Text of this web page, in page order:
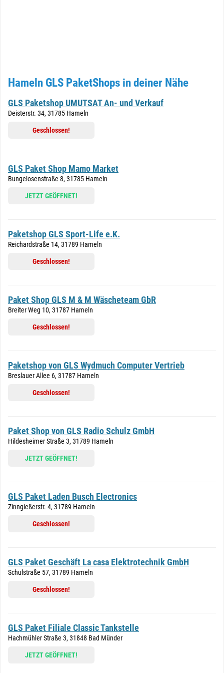
Hameln GLS PaketShops in deiner Nähe
GLS Paketshop UMUTSAT An- und Verkauf
Deisterstr. 34, 31785 Hameln
Geschlossen!
GLS Paket Shop Mamo Market
Bungelosenstraße 8, 31785 Hameln
JETZT GEÖFFNET!
Paketshop GLS Sport-Life e.K.
Reichardstraße 14, 31789 Hameln
Geschlossen!
Paket Shop GLS M & M Wäscheteam GbR
Breiter Weg 10, 31787 Hameln
Geschlossen!
Paketshop von GLS Wydmuch Computer Vertrieb
Breslauer Allee 6, 31787 Hameln
Geschlossen!
Paket Shop von GLS Radio Schulz GmbH
Hildesheimer Straße 3, 31789 Hameln
JETZT GEÖFFNET!
GLS Paket Laden Busch Electronics
Zinngießerstr. 4, 31789 Hameln
Geschlossen!
GLS Paket Geschäft La casa Elektrotechnik GmbH
Schulstraße 57, 31789 Hameln
Geschlossen!
GLS Paket Filiale Classic Tankstelle
Hachmühler Straße 3, 31848 Bad Münder
JETZT GEÖFFNET!